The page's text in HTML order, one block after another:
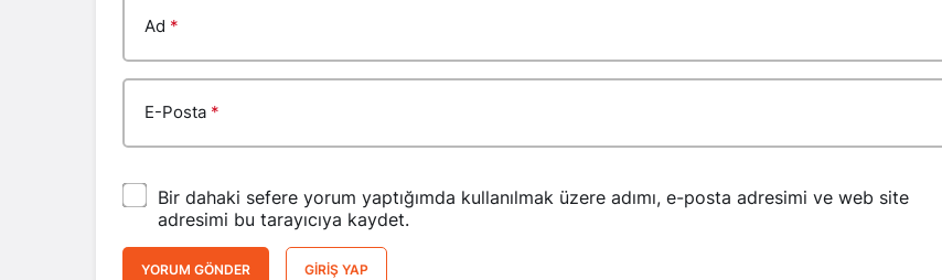
Ad *
E-Posta *
Bir dahaki sefere yorum yaptığımda kullanılmak üzere adımı, e-posta adresimi ve web site
adresimi bu tarayıcıya kaydet.
YORUM GÖNDER GIRIŞ YAP